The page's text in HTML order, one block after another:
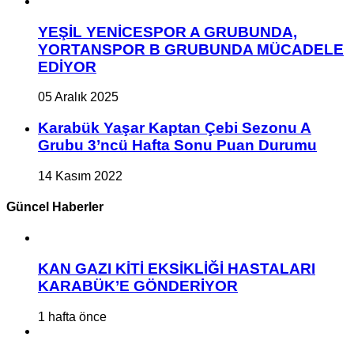
YEŞİL YENİCESPOR A GRUBUNDA,
YORTANSPOR B GRUBUNDA MÜCADELE
EDİYOR
05 Aralık 2025
Karabük Yaşar Kaptan Çebi Sezonu A
Grubu 3’ncü Hafta Sonu Puan Durumu
14 Kasım 2022
Güncel Haberler
KAN GAZI KİTİ EKSİKLİĞİ HASTALARI
KARABÜK’E GÖNDERİYOR
1 hafta önce